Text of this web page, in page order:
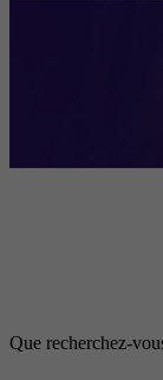
Que recherchez-